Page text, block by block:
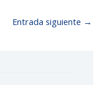
Entrada siguiente →